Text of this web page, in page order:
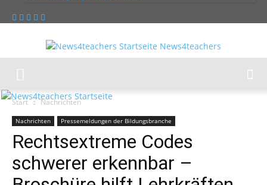
News4teachers
Start Nachrichten
Nachrichten Pressemeldungen der Bildungsbranche
Rechtsextreme Codes
schwerer erkennbar –